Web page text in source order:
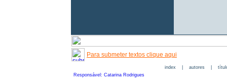
Para submeter textos clique aqui
index| autores|